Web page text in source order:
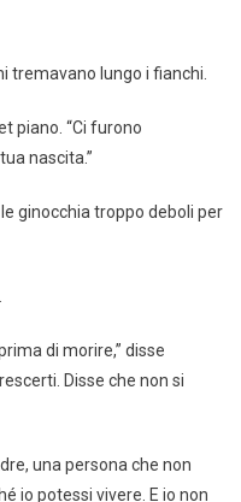
tremavano lungo i fianchi.
piano. “Ci furono
nascita.”
ginocchia troppo deboli per
di morire,” disse
Disse che non si
una persona che non
io potessi vivere. E io non